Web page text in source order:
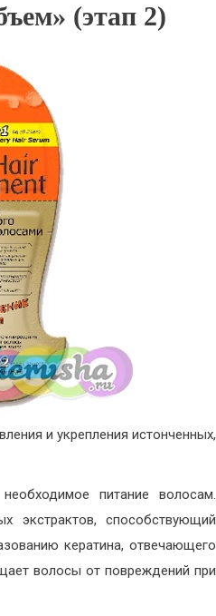
(этап 2)
и укрепления истонченных,
питание волосам.
экстрактов, способствующий
кератина, отвечающего
волосы от повреждений при